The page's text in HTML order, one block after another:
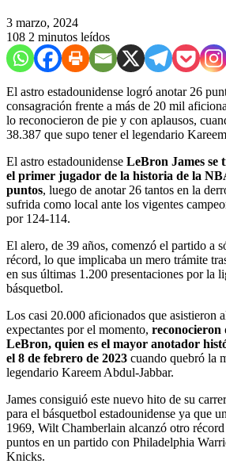
3 marzo, 2024
108 2 minutos leídos
El astro estadounidense logró anotar 26
consagración frente a más de 20 mil
lo reconocieron de pie y con aplausos,
38.387 que supo tener el legendario
El astro estadounidense LeBron James se
el primer jugador de la historia de la
puntos, luego de anotar 26 tantos en la
sufrida como local ante los vigentes
por 124-114.
El alero, de 39 años, comenzó el partido a
récord, lo que implicaba un mero trámite
en sus últimas 1.200 presentaciones por la
básquetbol.
Los casi 20.000 aficionados que asistieron
expectantes por el momento, reconocieron
LeBron, quien es el mayor anotador
el 8 de febrero de 2023 cuando quebró la
legendario Kareem Abdul-Jabbar.
James consiguió este nuevo hito de su
para el básquetbol estadounidense ya que
1969, Wilt Chamberlain alcanzó otro
puntos en un partido con Philadelphia
Knicks.